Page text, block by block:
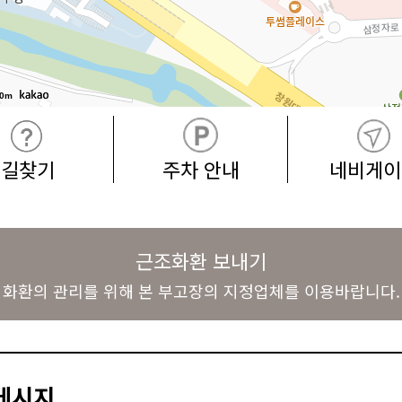
길찾기 주차 안내 네비게
근조화환 보내기
화환의 관리를 위해 본 부고장의 지정업체를 이용바랍니다.